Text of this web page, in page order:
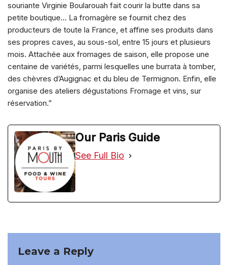
souriante Virginie Boularouah fait courir la butte dans sa
petite boutique… La fromagère se fournit chez des
producteurs de toute la France, et affine ses produits dans
ses propres caves, au sous-sol, entre 15 jours et plusieurs
mois. Attachée aux fromages de saison, elle propose une
centaine de variétés, parmi lesquelles une burrata à tomber,
des chèvres d’Augignac et du bleu de Termignon. Enfin, elle
organise des ateliers dégustations Fromage et vins, sur
réservation.”
Our Paris Guide
See Full Bio
Leave a Reply